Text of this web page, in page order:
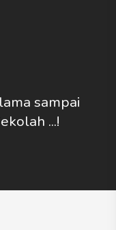
sampai
...!